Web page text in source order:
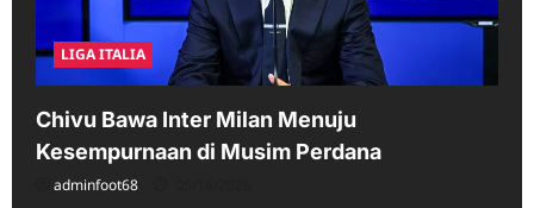
LIGA ITALIA
Chivu Bawa Inter Milan Menuju
Kesempurnaan di Musim Perdana
adminfoot68